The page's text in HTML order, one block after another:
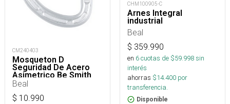
CM240403
Mosqueton D
Seguridad De Acero
Asimetrico Be Smith
Captive
Beal
$ 10.990
CHM100905-C
Arnes Integral
industrial
Beal
$ 359.990
en 6cuotas de $59.998sin
interés
ahorras $14.400 por
transferencia.
Disponible